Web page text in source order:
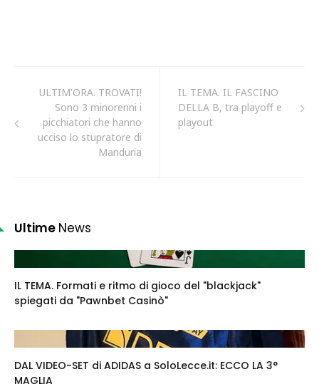
ULTIM'ORA. TROVATI!
Sono 3 minorenni i
picchiatori che hanno
ucciso lo stupratore di
Manduria
IL TEMA. IL FASCINO
DELLA B, tra playoff e
playout
Ultime News
IL TEMA. Formati e ritmo di gioco del "blackjack"
spiegati da "Pawnbet Casinò"
DAL VIDEO-SET di ADIDAS a SoloLecce.it: ECCO LA 3°
MAGLIA